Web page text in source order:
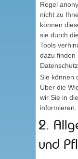
Regel
nicht zu
können
sie durch
Tools
dazu finden
Sie können
Über die
wir Sie in
informieren.
2.
und